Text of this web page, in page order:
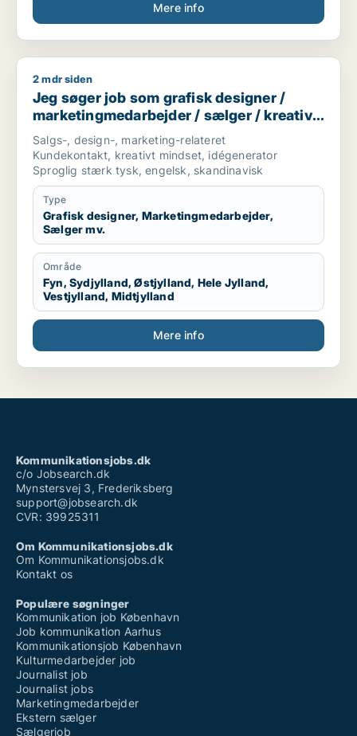
Mere info
Jeg søger job som grafisk designer /
2 mdr siden
Jeg søger job som grafisk designer /
marketingmedarbejder / sælger / kreativ
medarbejder / produktspecialist
Salgs-, design-, marketing-relateret
Kundekontakt, kreativt mindset, idégenerator
Sproglig stærk tysk, engelsk, skandinavisk
Type
Grafisk designer, Marketingmedarbejder,
Sælger mv.
Område
Fyn, Sydjylland, Østjylland, Hele Jylland,
Vestjylland, Midtjylland
Mere info
Kommunikationsjobs.dk
c/o Jobsearch.dk
Mynstersvej 3, Frederiksberg
support@jobsearch.dk
CVR: 39925311
Om Kommunikationsjobs.dk
Om Kommunikationsjobs.dk
Kontakt os
Populære søgninger
Kommunikation job København
Job kommunikation Aarhus
Kommunikationsjob København
Kulturmedarbejder job
Journalist job
Journalist jobs
Marketingmedarbejder
Ekstern sælger
Sælgerjob